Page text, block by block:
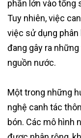
phần lớn vào tổng
Tuy nhiên, việc
việc sử dụng
đang gây ra
nguồn nước.
Một trong những
nghệ canh tác
bón. Các mô hình